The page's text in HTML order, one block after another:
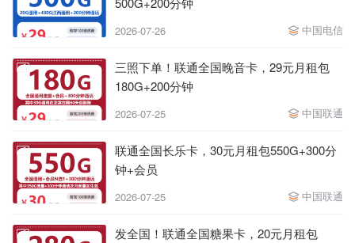
2026-07-26 中国电信
三照下单！联通全国晚音卡，29元月租包
180G+200分钟
2026-07-25 中国联通
联通全国长乐卡，30元月租包550G+300分
钟+会员
2026-07-25 中国联通
发全国！联通全国糖果卡，20元月租包